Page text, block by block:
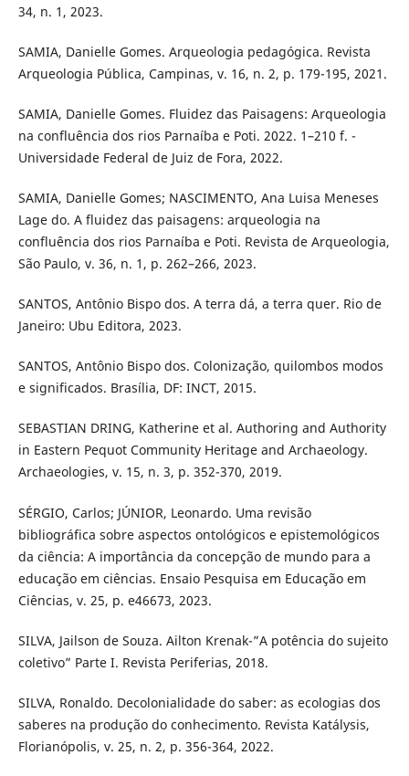
34, n. 1, 2023.
SAMIA, Danielle Gomes. Arqueologia pedagógica. Revista
Arqueologia Pública, Campinas, v. 16, n. 2, p. 179-195, 2021.
SAMIA, Danielle Gomes. Fluidez das Paisagens: Arqueologia
na confluência dos rios Parnaíba e Poti. 2022. 1–210 f. -
Universidade Federal de Juiz de Fora, 2022.
SAMIA, Danielle Gomes; NASCIMENTO, Ana Luisa Meneses
Lage do. A fluidez das paisagens: arqueologia na
confluência dos rios Parnaíba e Poti. Revista de Arqueologia,
São Paulo, v. 36, n. 1, p. 262–266, 2023.
SANTOS, Antônio Bispo dos. A terra dá, a terra quer. Rio de
Janeiro: Ubu Editora, 2023.
SANTOS, Antônio Bispo dos. Colonização, quilombos modos
e significados. Brasília, DF: INCT, 2015.
SEBASTIAN DRING, Katherine et al. Authoring and Authority
in Eastern Pequot Community Heritage and Archaeology.
Archaeologies, v. 15, n. 3, p. 352-370, 2019.
SÉRGIO, Carlos; JÚNIOR, Leonardo. Uma revisão
bibliográfica sobre aspectos ontológicos e epistemológicos
da ciência: A importância da concepção de mundo para a
educação em ciências. Ensaio Pesquisa em Educação em
Ciências, v. 25, p. e46673, 2023.
SILVA, Jailson de Souza. Ailton Krenak-”A potência do sujeito
coletivo” Parte I. Revista Periferias, 2018.
SILVA, Ronaldo. Decolonialidade do saber: as ecologias dos
saberes na produção do conhecimento. Revista Katálysis,
Florianópolis, v. 25, n. 2, p. 356-364, 2022.